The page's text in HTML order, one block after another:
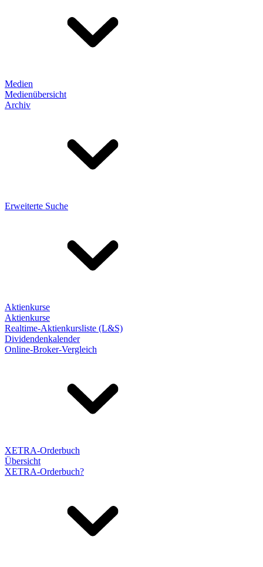
Medien
Medienübersicht
Archiv
Erweiterte Suche
Aktienkurse
Aktienkurse
Realtime-Aktienkursliste (L&S)
Dividendenkalender
Online-Broker-Vergleich
XETRA-Orderbuch
Übersicht
XETRA-Orderbuch?